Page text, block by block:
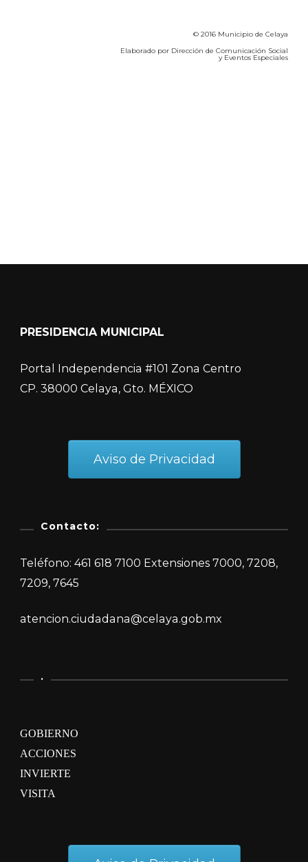
© 2016 Municipio de Celaya
Elaborado por Dirección de Comunicación Social
y Eventos Especiales
PRESIDENCIA MUNICIPAL
Portal Independencia #101 Zona Centro
CP. 38000 Celaya, Gto. MÉXICO
Aviso de Privacidad
Contacto:
Teléfono: 461 618 7100 Extensiones 7000, 7208,
7209, 7645
atencion.ciudadana@celaya.gob.mx
.
GOBIERNO
ACCIONES
INVIERTE
VISITA